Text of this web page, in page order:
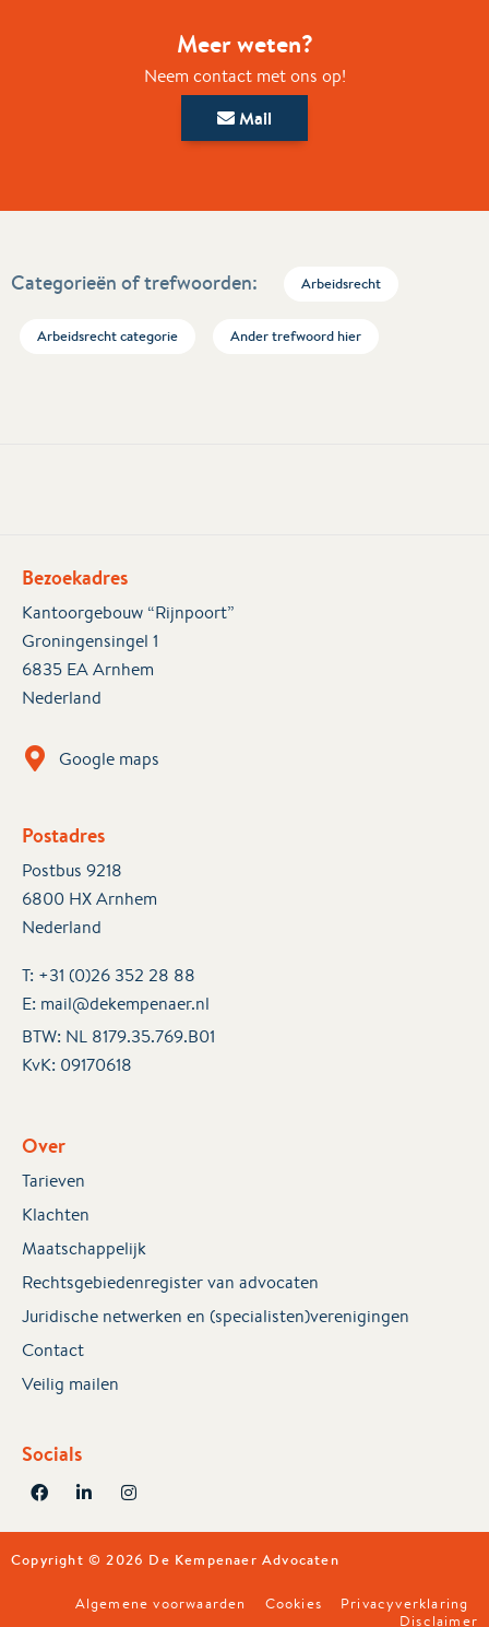
Meer weten?
Neem contact met ons op!
Mail
Categorieën of trefwoorden: Arbeidsrecht
Arbeidsrecht categorie Ander trefwoord hier
Bezoekadres
Kantoorgebouw “Rijnpoort”
Groningensingel 1
6835 EA Arnhem
Nederland
Google maps
Postadres
Postbus 9218
6800 HX Arnhem
Nederland
T: +31 (0)26 352 28 88
E: mail@dekempenaer.nl
BTW: NL 8179.35.769.B01
KvK: 09170618
Over
Tarieven
Klachten
Maatschappelijk
Rechtsgebiedenregister van advocaten
Juridische netwerken en (specialisten)verenigingen
Contact
Veilig mailen
Socials
Copyright © 2026 De Kempenaer Advocaten
Algemene voorwaarden Cookies
Privacyverklaring
Disclaimer